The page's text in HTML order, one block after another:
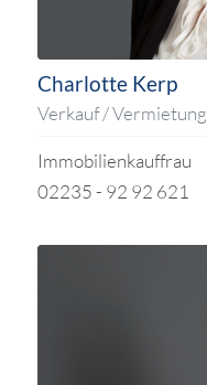
Charlotte Kerp
Verkauf / Vermietung
Immobilienkauffrau
02235 - 92 92 621